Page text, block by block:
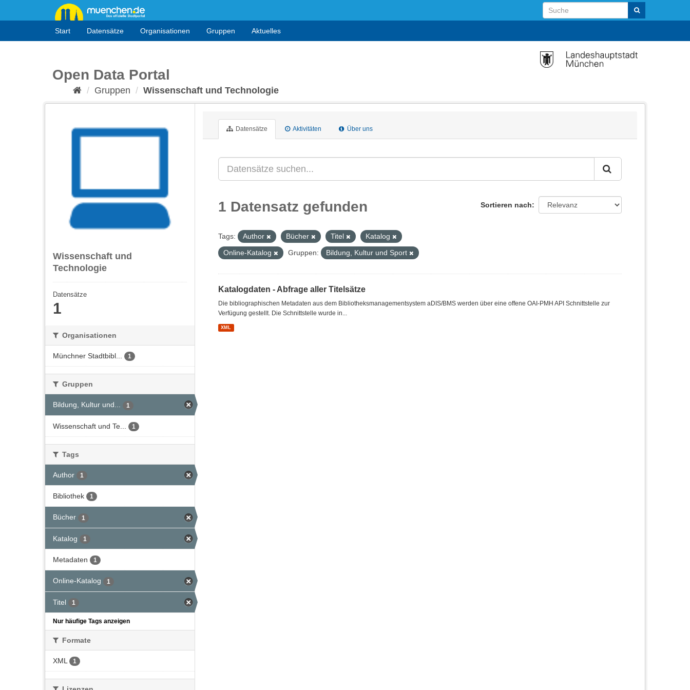
Start Datensätze Organisationen Gruppen Aktuelles
Open Data Portal
Gruppen Wissenschaft und Technologie
Wissenschaft und
Technologie
Datensätze
1
Organisationen
Münchner Stadtbibl... 1
Gruppen
Bildung, Kultur und... 1
Wissenschaft und Te... 1
Tags
Author 1
Bibliothek 1
Bücher 1
Katalog 1
Metadaten 1
Online-Katalog 1
Titel 1
Nur häufige Tags anzeigen
Formate
XML 1
Datensätze Aktivitäten Über uns
Sortieren nach
1 Datensatz gefunden
Tags: Author Bücher Titel
Katalog
Online-Katalog
Gruppen: Bildung, Kultur und Sport
Katalogdaten - Abfrage aller Titelsätze
Die bibliographischen Metadaten aus dem Bibliotheksmanagementsystem aDIS/BMS werden über eine offene OAI-PMH API Schnittstelle zur
Verfügung gestellt. Die Schnittstelle wurde in...
XML